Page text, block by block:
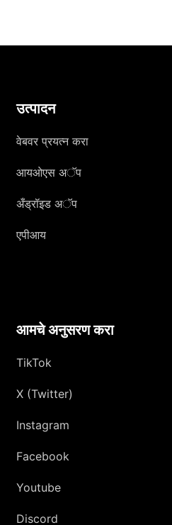
उत्पादन
वेबवर प्रयत्न करा
आयओएस अॅप
अँड्रॉइड अॅप
एपीआय
आमचे अनुसरण करा
TikTok
X (Twitter)
Instagram
Facebook
Youtube
Discord